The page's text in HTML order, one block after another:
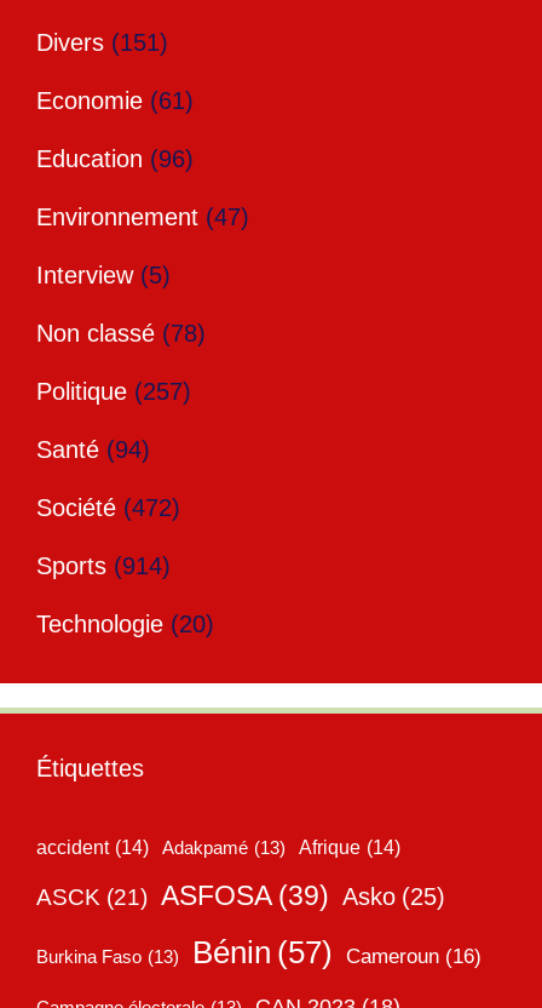
Divers (151)
Economie (61)
Education (96)
Environnement (47)
Interview(5)
Non classé (78)
Politique (257)
Santé (94)
Société (472)
Sports (914)
Technologie (20)
Étiquettes
accident (14) Adakpamé (13) Afrique (14)
ASCK (21) ASFOSA (39) Asko (25)
Burkina Faso (13) Bénin (57) Cameroun (16)